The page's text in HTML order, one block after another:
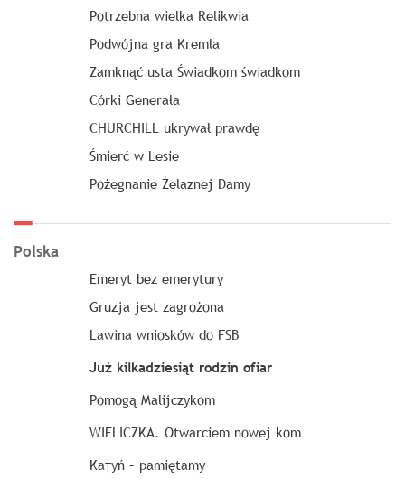
Potrzebna wielka Relikwia
Podwójna gra Kremla
Zamknąć usta Świadkom świadkom
Córki Generała
CHURCHILL ukrywał prawdę
Śmierć w Lesie
Pożegnanie Żelaznej Damy
Polska
Emeryt bez emerytury
Gruzja jest zagrożona
Lawina wniosków do FSB
Już kilkadziesiąt rodzin ofiar
Pomogą Malijczykom
WIELICZKA. Otwarciem nowej kom
Ka†yń – pamiętamy